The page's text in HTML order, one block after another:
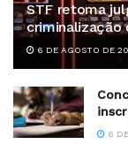
STF retoma
criminalização
6 DE AGOSTO DE
6